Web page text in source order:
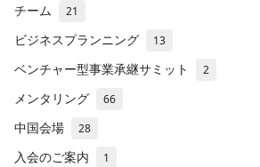
チーム 21
ビジネスプランニング 13
ベンチャー型事業承継サミット 2
メンタリング 66
中国会場 28
入会のご案内 1